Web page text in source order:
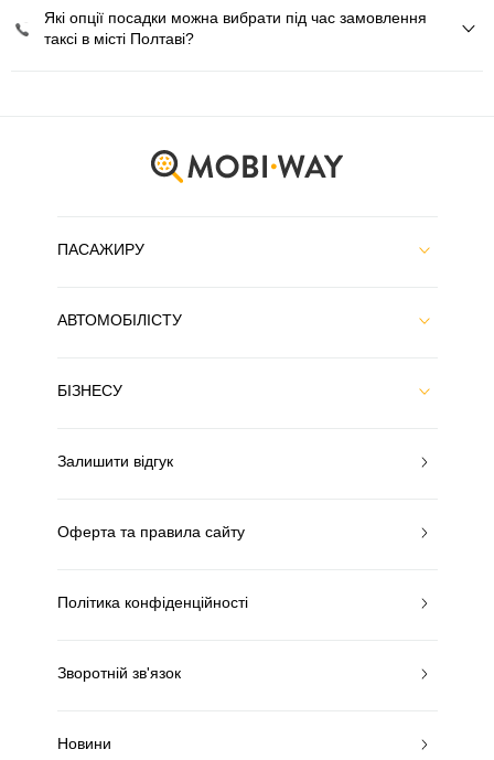
Які опції посадки можна вибрати під час замовлення
таксі в місті Полтаві?
ПАСАЖИРУ
АВТОМОБІЛІСТУ
БІЗНЕСУ
Залишити відгук
Оферта та правила сайту
Політика конфіденційності
Зворотній зв'язок
Новини